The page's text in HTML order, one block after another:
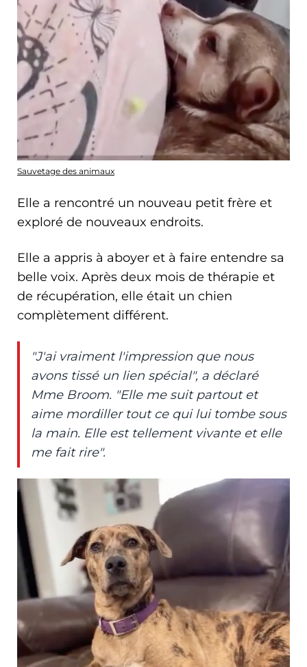
Sauvetage des animaux
Elle a rencontré un nouveau petit frère et
exploré de nouveaux endroits.
Elle a appris à aboyer et à faire entendre sa
belle voix. Après deux mois de thérapie et
de récupération, elle était un chien
complètement différent.
"J'ai vraiment l'impression que nous
avons tissé un lien spécial", a déclaré
Mme Broom. "Elle me suit partout et
aime mordiller tout ce qui lui tombe sous
la main. Elle est tellement vivante et elle
me fait rire".